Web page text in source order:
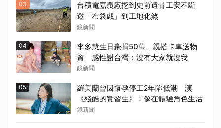
03
台積電嘉義廠挖到史前遺骨工安不斷
邀「布袋戲」到工地化煞
鏡新聞
04
李多慧生日豪捐50萬、親搭卡車送物
資 感性謝台灣：沒有大家就沒我
鏡新聞
05
羅美蘭曾因懷孕停工2年陷低潮 演
《殘酷的實習生》：像在體驗角色生活
鏡新聞